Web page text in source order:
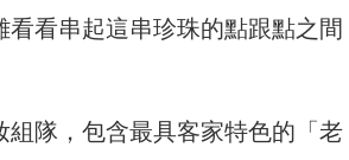
看串起這串珍珠的點跟點之間
隊，包含最具客家特色的「老